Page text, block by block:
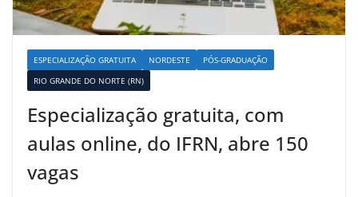
ESPECIALIZAÇÃO GRATUITA NORDESTE
PÓS-GRADUAÇÃO
RIO GRANDE DO NORTE (RN)
Especialização gratuita, com
aulas online, do IFRN, abre 150
vagas